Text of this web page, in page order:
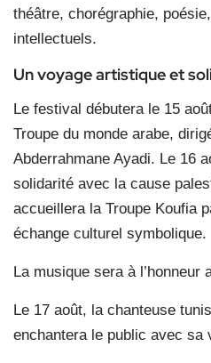
théâtre, chorégraphie,
intellectuels.
Un voyage artistique et
Le festival débutera le 15
Troupe du monde arabe,
Abderrahmane Ayadi. Le 16
solidarité avec la cause
accueillera la Troupe Koufia
échange culturel symbolique.
La musique sera à
Le 17 août, la chanteuse
enchantera le public avec sa